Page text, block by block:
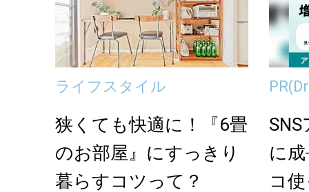
ライフスタイル
狭くても快適に！『6畳
のお部屋』にすっきり
暮らすコツって？
PR
に
コ